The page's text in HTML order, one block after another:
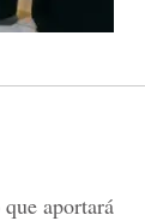
aportará